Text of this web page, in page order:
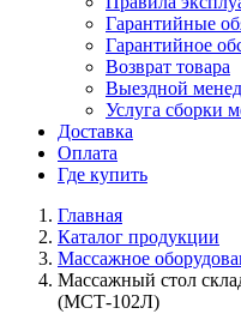
Гарантийные
Гарантийное
Возврат товара
Выездной
Услуга сборки
Доставка
Оплата
Где купить
Главная
Каталог продукции
Массажное
Массажный стол
(МСТ-102Л)